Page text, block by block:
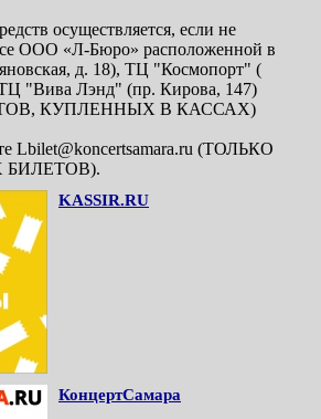
осуществляется, если не
ООО «Л-Бюро» расположенной в
д. 18), ТЦ "Космопорт" (
"Вива Лэнд" (пр. Кирова, 147)
КУПЛЕННЫХ В КАССАХ)
Lbilet@koncertsamara.ru (ТОЛЬКО
KASSIR.RU
КонцертСамара